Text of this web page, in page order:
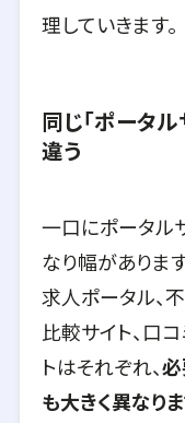
理していきます。
同じ「ポータ
違う
一口にポータル
なり幅があります
求人ポータル、
比較サイト、口
トはそれぞれ、必
も大きく異なりま